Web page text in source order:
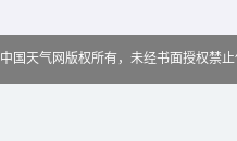
中国天气网版权所有，未经书面授权